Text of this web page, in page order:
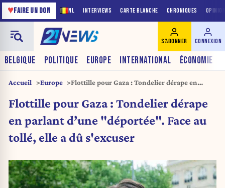
NL INTERVIEWS CARTE BLANCHE CHRONIQUES
♥FAIRE UN DON
BELGIQUE POLITIQUE EUROPE INTERNATIONAL ÉCONOMIE
S'ABONNER CONNEXION
Accueil Europe
Flottille pour Gaza : Tondelier dérape en
a dû s’excuser
Flottille pour Gaza : Tondelier dérape
en parlant d’une "déportée". Face au
tollé, elle a dû s'excuser